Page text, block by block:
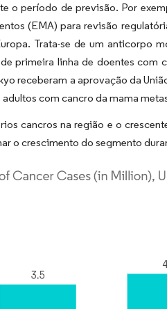
o período de previsão. Por
(EMA) para revisão
Trata-se de um anticorpo
primeira linha de doentes
receberam a aprovação da
com cancro da mama
cancros na região e o
o crescimento do segmento